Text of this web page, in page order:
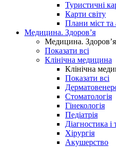
Туристичні
Карти світу
Плани міст та
Медицина. Здоров’я
Медицина. Здоров’я
Показати всі
Клінічна медицина
Клінічна
Показати всі
Стоматологія
Гінекологія
Педіатрія
Діагностика
Хірургія
Акушерство